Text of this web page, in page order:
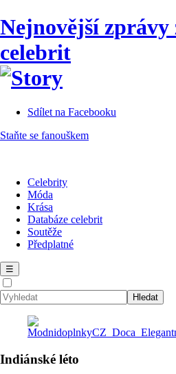
Nejnovější zprávy
celebrit
Sdílet na Facebooku
Staňte se fanouškem
Celebrity
Móda
Krása
Databáze celebrit
Soutěže
Předplatné
☰
Indiánské léto